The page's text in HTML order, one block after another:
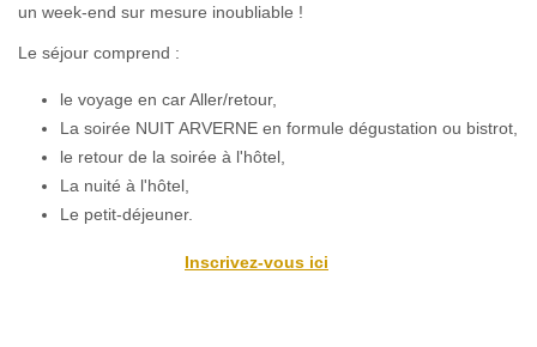
un week-end sur mesure inoubliable !
Le séjour comprend :
le voyage en car Aller/retour,
La soirée NUIT ARVERNE en formule dégustation ou bistrot,
le retour de la soirée à l'hôtel,
La nuité à l'hôtel,
Le petit-déjeuner.
Inscrivez-vous ici